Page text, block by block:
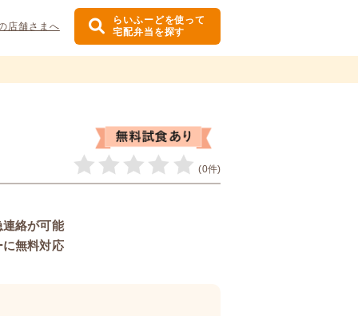
店舗さまへ
らいふーどを使って
宅配弁当を探す
(0件)
絡が可能
無料対応